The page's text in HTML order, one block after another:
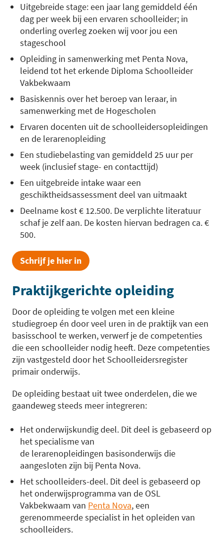
Uitgebreide stage: een jaar lang gemiddeld één
dag per week bij een ervaren schoolleider; in
onderling overleg zoeken wij voor jou een
stageschool
Opleiding in samenwerking met Penta Nova,
leidend tot het erkende Diploma Schoolleider
Vakbekwaam
Basiskennis over het beroep van leraar, in
samenwerking met de Hogescholen
Ervaren docenten uit de schoolleidersopleidingen
en de lerarenopleiding
Een studiebelasting van gemiddeld 25 uur per
week (inclusief stage- en contacttijd)
Een uitgebreide intake waar een
geschiktheidsassessment deel van uitmaakt
Deelname kost € 12.500. De verplichte literatuur
schaf je zelf aan. De kosten hiervan bedragen ca. €
500.
Schrijf je hier in
Praktijkgerichte opleiding
Door de opleiding te volgen met een kleine
studiegroep én door veel uren in de praktijk van een
basisschool te werken, verwerf je de competenties
die een schoolleider nodig heeft. Deze competenties
zijn vastgesteld door het Schoolleidersregister
primair onderwijs.
De opleiding bestaat uit twee onderdelen, die we
gaandeweg steeds meer integreren:
Het onderwijskundig deel. Dit deel is gebaseerd op
het specialisme van
de lerarenopleidingen basisonderwijs die
aangesloten zijn bij Penta Nova.
Het schoolleiders-deel. Dit deel is gebaseerd op
het onderwijsprogramma van de OSL
Vakbekwaam van Penta Nova, een
gerenommeerde specialist in het opleiden van
schoolleiders.